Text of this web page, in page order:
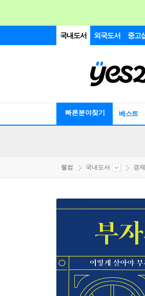
국내도서 외국도서 중고
빠른분야찾기 베스트
웰컴 국내도서 경